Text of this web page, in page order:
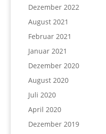
Dezember 2022
August 2021
Februar 2021
Januar 2021
Dezember 2020
August 2020
Juli 2020
April 2020
Dezember 2019